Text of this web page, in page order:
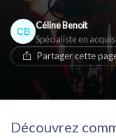
Céline Benoit
Spécialiste en
Partager cette
Découvrez
* En
contacté(e) à
Insiders et ses
Non
* En rejoignant
de Cosmetics
Non